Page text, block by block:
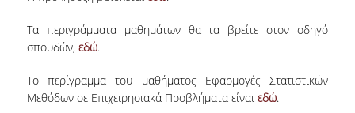
EVENT CALENDAR
CALENDAR ΕΡΓΑΣΤΗΡΙΟΥ ΑΝΤΩΝΙΑΔΟΥ
Τα περιγράμματα μαθημάτων θα τα βρείτε στον οδηγό
σπουδών, εδώ.
Το περίγραμμα του μαθήματος Εφαρμογές Στατιστικών
Μεθόδων σε Επιχειρησιακά Προβλήματα είναι εδώ.